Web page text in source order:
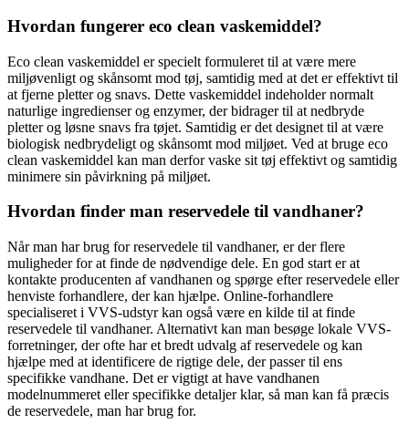
Hvordan fungerer eco clean vaskemiddel?
Eco clean vaskemiddel er specielt formuleret til at være mere
miljøvenligt og skånsomt mod tøj, samtidig med at det er effektivt til
at fjerne pletter og snavs. Dette vaskemiddel indeholder normalt
naturlige ingredienser og enzymer, der bidrager til at nedbryde
pletter og løsne snavs fra tøjet. Samtidig er det designet til at være
biologisk nedbrydeligt og skånsomt mod miljøet. Ved at bruge eco
clean vaskemiddel kan man derfor vaske sit tøj effektivt og samtidig
minimere sin påvirkning på miljøet.
Hvordan finder man reservedele til vandhaner?
Når man har brug for reservedele til vandhaner, er der flere
muligheder for at finde de nødvendige dele. En god start er at
kontakte producenten af vandhanen og spørge efter reservedele eller
henviste forhandlere, der kan hjælpe. Online-forhandlere
specialiseret i VVS-udstyr kan også være en kilde til at finde
reservedele til vandhaner. Alternativt kan man besøge lokale VVS-
forretninger, der ofte har et bredt udvalg af reservedele og kan
hjælpe med at identificere de rigtige dele, der passer til ens
specifikke vandhane. Det er vigtigt at have vandhanen
modelnummeret eller specifikke detaljer klar, så man kan få præcis
de reservedele, man har brug for.